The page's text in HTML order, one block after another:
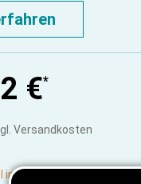
€*
Versandkosten
in Produktion, lieferbar